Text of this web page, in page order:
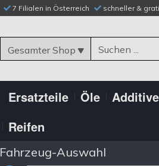
7 Filialen in Österreich schneller &
Gesamter Shop
Ersatzteile Öle
Reifen
Fahrzeug-Auswahl